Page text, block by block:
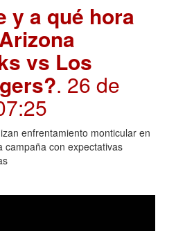
y a qué hora
vs Los
. 26 de
enfrentamiento monticular en
campaña con expectativas